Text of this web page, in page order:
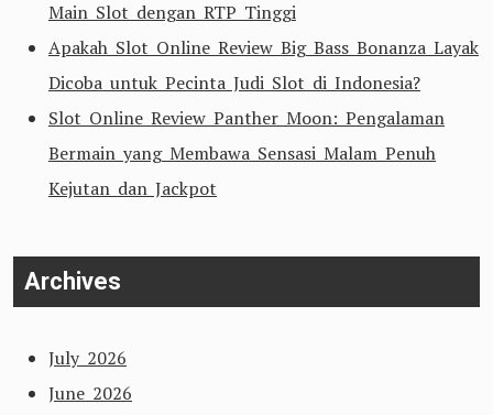
Main Slot dengan RTP Tinggi
Apakah Slot Online Review Big Bass Bonanza Layak
Dicoba untuk Pecinta Judi Slot di Indonesia?
Slot Online Review Panther Moon: Pengalaman
Bermain yang Membawa Sensasi Malam Penuh
Kejutan dan Jackpot
Archives
July 2026
June 2026